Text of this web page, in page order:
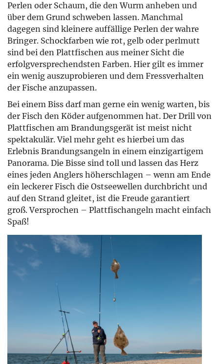
Perlen oder Schaum, die den Wurm anheben und
über dem Grund schweben lassen. Manchmal
dagegen sind kleinere auffällige Perlen der wahre
Bringer. Schockfarben wie rot, gelb oder perlmutt
sind bei den Plattfischen aus meiner Sicht die
erfolgversprechendsten Farben. Hier gilt es immer
ein wenig auszuprobieren und dem Fressverhalten
der Fische anzupassen.
Bei einem Biss darf man gerne ein wenig warten, bis
der Fisch den Köder aufgenommen hat. Der Drill von
Plattfischen am Brandungsgerät ist meist nicht
spektakulär. Viel mehr geht es hierbei um das
Erlebnis Brandungsangeln in einem einzigartigem
Panorama. Die Bisse sind toll und lassen das Herz
eines jeden Anglers höherschlagen – wenn am Ende
ein leckerer Fisch die Ostseewellen durchbricht und
auf den Strand gleitet, ist die Freude garantiert
groß. Versprochen – Plattfischangeln macht einfach
Spaß!